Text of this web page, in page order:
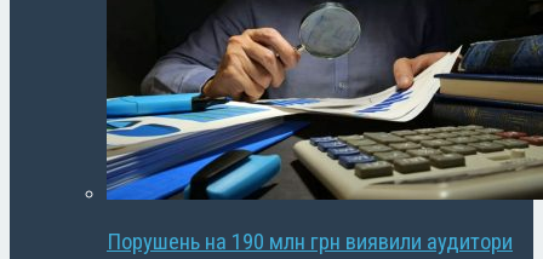
Порушень на 190 млн грн виявили аудитори